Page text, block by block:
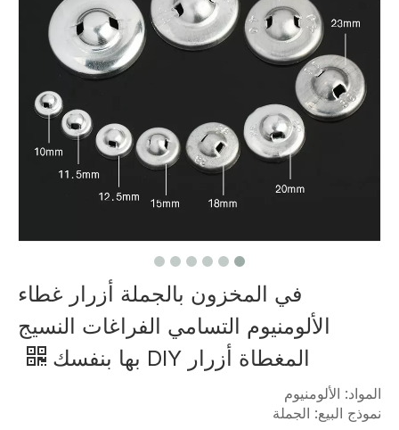
في المخزون بالجملة أزرار غطاء
الألومنيوم التسامي الفراغات النسيج
المغطاة أزرار DIY بها بنفسك
المواد: الألومنيوم
نموذج البيع: الجملة